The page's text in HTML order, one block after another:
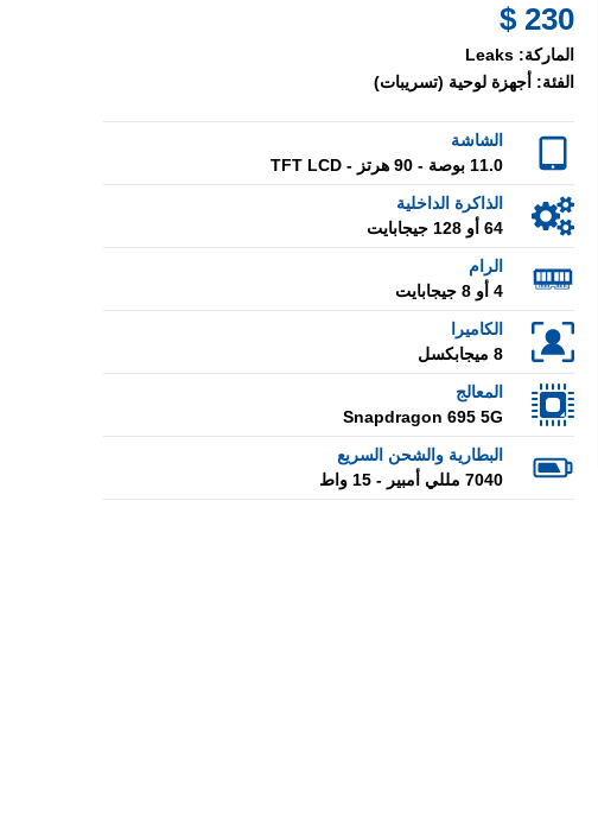
230 $
الماركة: Leaks
الفئة: أجهزة لوحية (تسريبات)
الشاشة
11.0 بوصة - 90 هرتز - TFT LCD
الذاكرة الداخلية
64 أو 128 جيجابايت
الرام
4 أو 8 جيجابايت
الكاميرا
8 ميجابكسل
المعالج
Snapdragon 695 5G
البطارية والشحن السريع
7040 مللي أمبير - 15 واط